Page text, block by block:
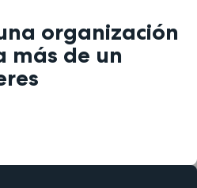
organización
más de un